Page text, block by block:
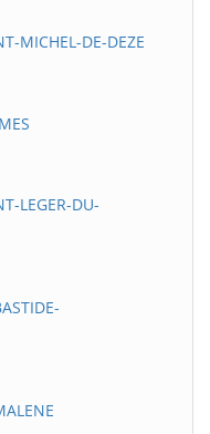
MICHEL-DE-DEZE
LEGER-DU-